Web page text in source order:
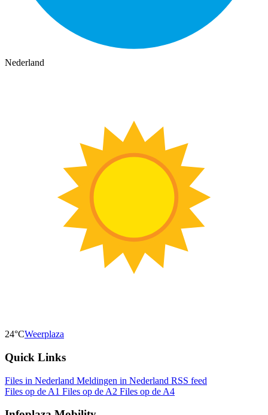
Nederland
24°CWeerplaza
Quick Links
Files in Nederland Meldingen in Nederland RSS feed
Files op de A1 Files op de A2 Files op de A4